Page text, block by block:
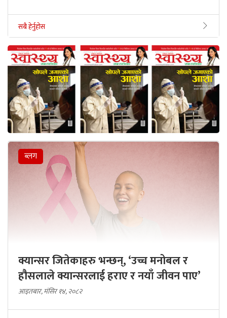
सबै हेर्नुहोस
ब्लग
क्यान्सर जितेकाहरु भन्छन्, ‘उच्च मनोबल र
हौसलाले क्यान्सरलाई हराए र नयाँ जीवन पाए’
आइतबार, मंसिर १४, २०८२